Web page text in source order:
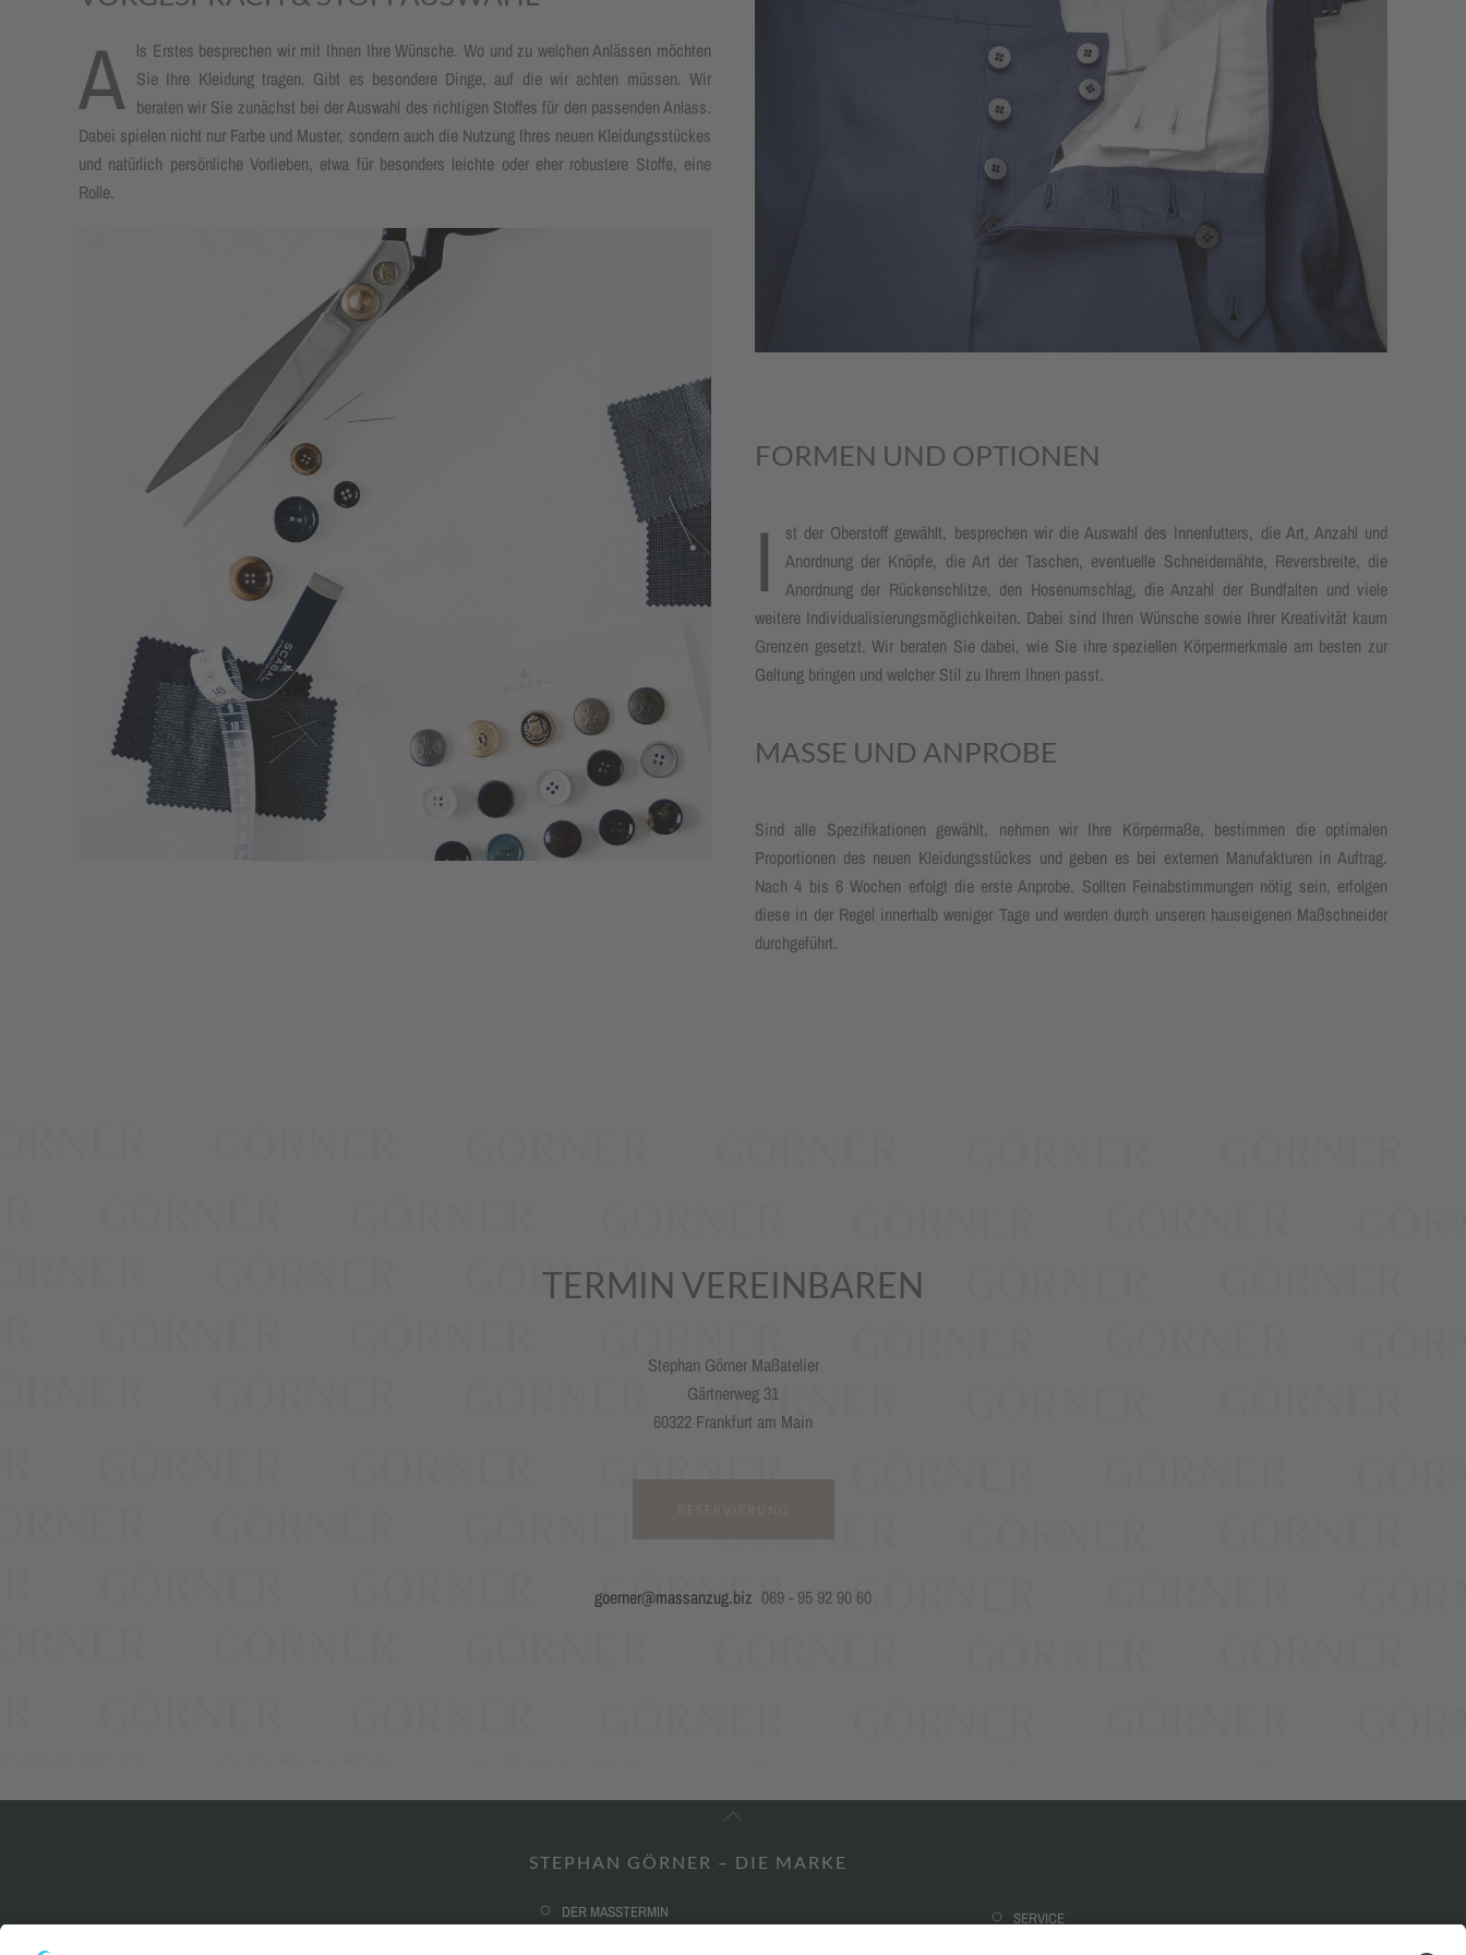
A ls Erstes besprechen wir mit Ihnen Ihre Wünsche. Wo und zu welchen Anlässen möchten
Sie Ihre Kleidung tragen. Gibt es besondere Dinge, auf die wir achten müssen. Wir
beraten wir Sie zunächst bei der Auswahl des richtigen Stoffes für den passenden Anlass.
Dabei spielen nicht nur Farbe und Muster, sondern auch die Nutzung Ihres neuen Kleidungsstückes
und natürlich persönliche Vorlieben, etwa für besonders leichte oder eher robustere Stoffe, eine
Rolle.
FORMEN UND OPTIONEN
I
st der Oberstoff gewählt, besprechen wir die Auswahl des Innenfutters, die Art, Anzahl und
Anord­nung der Knöpfe, die Art der Taschen, eventuelle Schneider­nähte, Revers­breite, die
Anord­nung der Rücken­schlitze, den Hosen­umschlag, die Anzahl der Bundfalten und viele
weitere Indivi­dua­lisierungs­möglich­keiten. Dabei sind Ihren Wünsche sowie Ihrer Kreativität kaum
Grenzen gesetzt. Wir beraten Sie dabei, wie Sie ihre speziellen Körpermerk­male am besten zur
Geltung bringen und welcher Stil zu Ihrem Ihnen passt.
MASSE UND ANPROBE
Sind alle Spezifikationen gewählt, nehmen wir Ihre Körpermaße, bestimmen die optimalen
Proportionen des neuen Kleidungsstückes und geben es bei externen Manufakturen in Auftrag.
Nach 4 bis 6 Wochen erfolgt die erste Anprobe. Sollten Feinabstimmungen nötig sein, erfolgen
diese in der Regel innerhalb weniger Tage und werden durch unseren hauseigenen Maßschneider
durchgeführt.
TERMIN VEREINBAREN
Stephan Görner Maßatelier
Gärtnerweg 31
60322 Frankfurt am Main
goerner@massanzug.biz 069 - 95 92 90 60
STEPHAN GÖRNER – DIE MARKE
DER MASSTERMIN
SERVICE